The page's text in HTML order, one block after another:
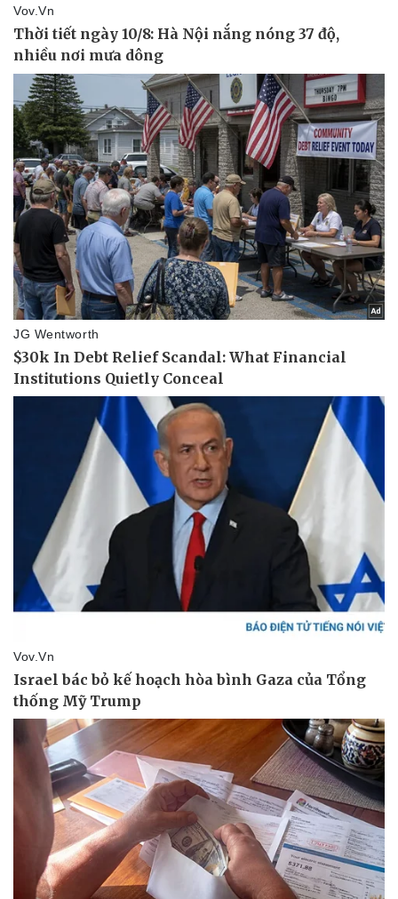
Doanh nghiệp
Thông tin doanh nghiệp
Doanh nghiệp 24h
Doanh nhân
Vì cộng đồng
Công nghệ
Sành điệu
Tin Công nghệ
Trải nghiệm
Chuyển đổi số